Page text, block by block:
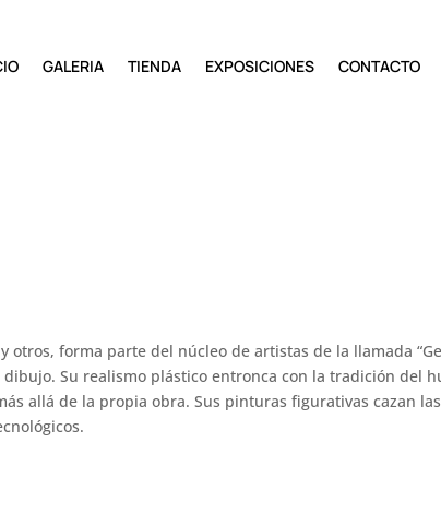
GALERIA TIENDA EXPOSICIONES CONTACTO
otros, forma parte del núcleo de artistas de la llamada
Su realismo plástico entronca con la tradición del
allá de la propia obra. Sus pinturas figurativas cazan